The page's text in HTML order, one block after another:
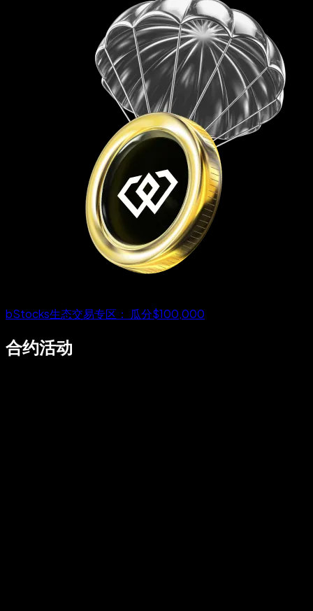
bStocks生态交易专区： 瓜分$100,000
合约活动